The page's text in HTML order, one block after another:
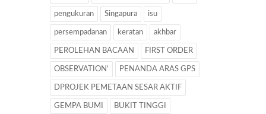
pengukuran Singapura isu
persempadanan keratan akhbar
PEROLEHAN BACAAN FIRST ORDER
OBSERVATION’ PENANDA ARAS GPS
DPROJEK PEMETAAN SESAR AKTIF
GEMPA BUMI BUKIT TINGGI